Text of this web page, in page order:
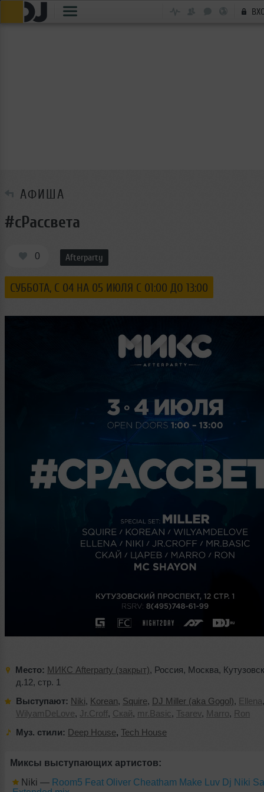
АФИША
#cРассвета
0 Afterparty
СУББОТА, C 04 НА 05 ИЮЛЯ С 01:00 ДО 13:00
Место: МИКС Afterparty (закрыт), Россия, Москва,
д.12, стр. 1
Выступают: Niki, Korean, Squire, DJ Miller (aka Gogol), Ellena,
WilyamDeLove, Jr.Croff, Скай, mr.Basic, Tsarev, Marro, Ron
Муз. стили: Deep House, Tech House
Миксы выступающих артистов:
Niki — Room5 Feat Oliver Cheatham Make Luv Dj Niki